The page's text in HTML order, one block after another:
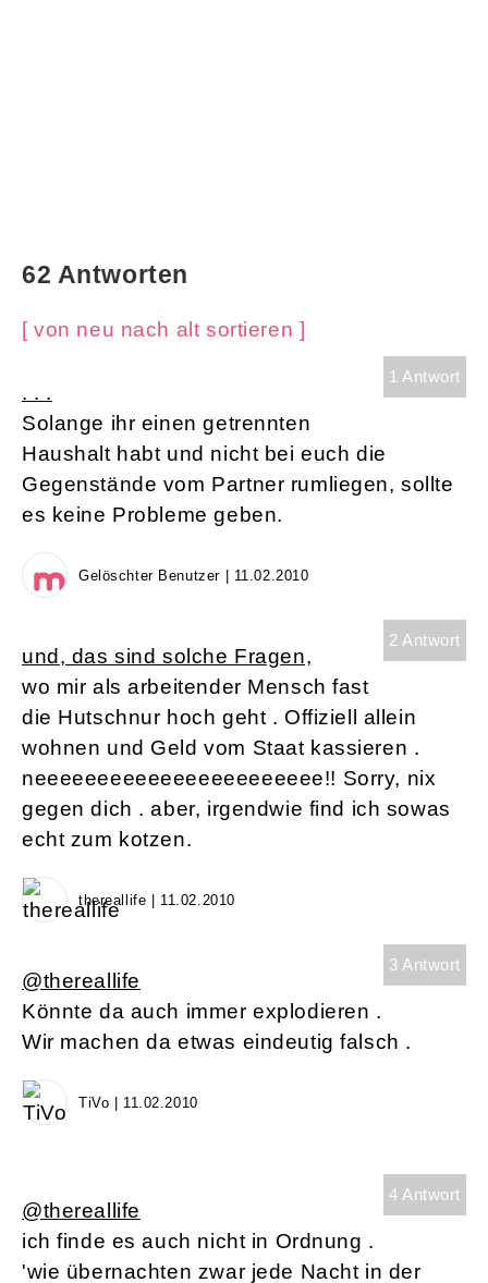
62 Antworten
[ von neu nach alt sortieren ]
1 Antwort
. . .
Solange ihr einen getrennten
Haushalt habt und nicht bei euch die
Gegenstände vom Partner rumliegen, sollte
es keine Probleme geben.
Gelöschter Benutzer | 11.02.2010
2 Antwort
und, das sind solche Fragen,
wo mir als arbeitender Mensch fast
die Hutschnur hoch geht . Offiziell allein
wohnen und Geld vom Staat kassieren .
neeeeeeeeeeeeeeeeeeeeeee!! Sorry, nix
gegen dich . aber, irgendwie find ich sowas
echt zum kotzen.
thereallife | 11.02.2010
3 Antwort
@thereallife
Könnte da auch immer explodieren .
Wir machen da etwas eindeutig falsch .
TiVo | 11.02.2010
4 Antwort
@thereallife
ich finde es auch nicht in Ordnung .
'wie übernachten zwar jede Nacht in der